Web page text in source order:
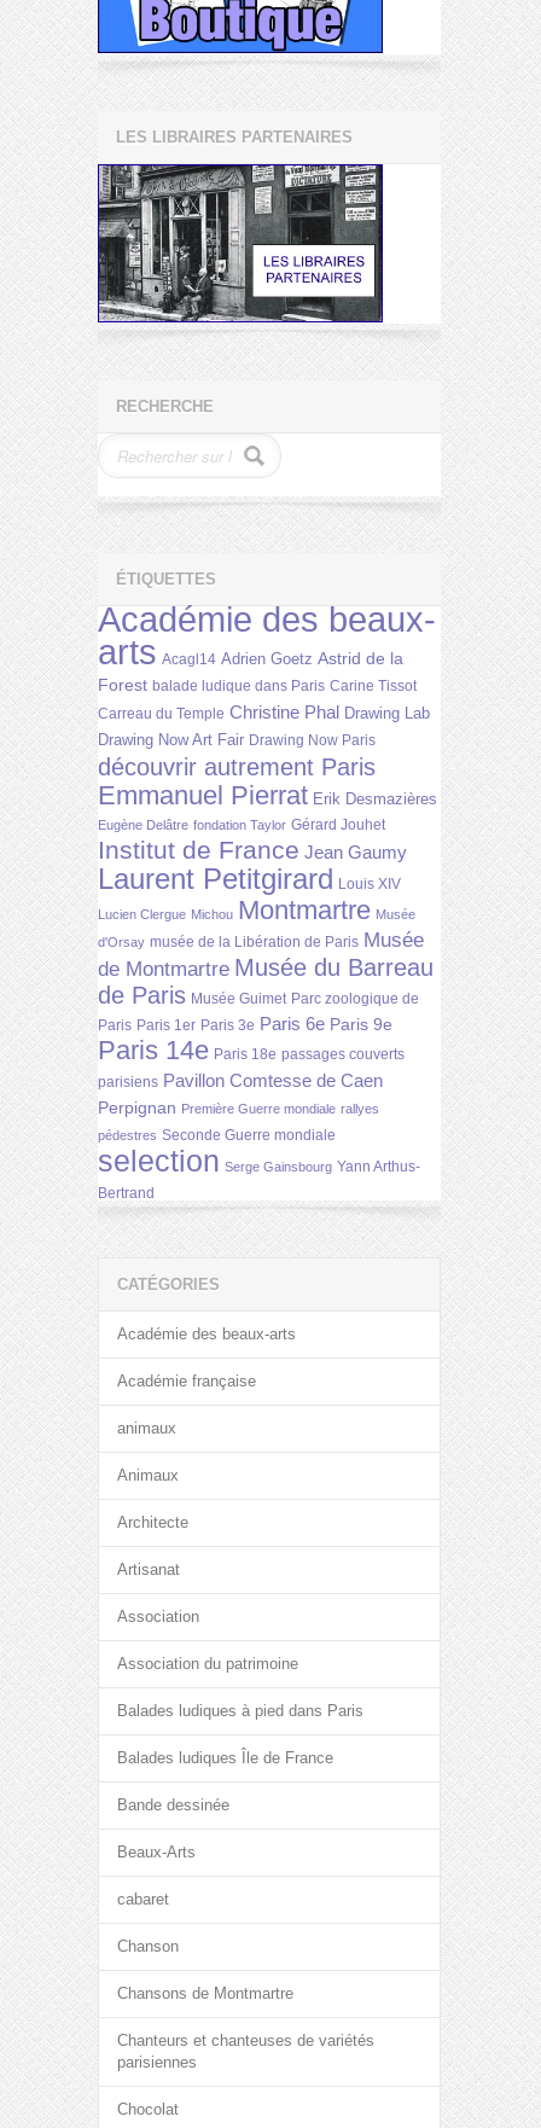
LES LIBRAIRES PARTENAIRES
RECHERCHE
ÉTIQUETTES
Académie des beaux-
arts Acagl14 Adrien Goetz Astrid de la
Forest balade ludique dans Paris Carine Tissot
Carreau du Temple Christine Phal Drawing Lab
Drawing Now Art Fair Drawing Now Paris
découvrir autrement Paris
Emmanuel Pierrat Erik Desmazières
Eugène Delâtre fondation Taylor Gérard Jouhet
Institut de France Jean Gaumy
Laurent Petitgirard Louis XIV
Lucien Clergue Michou Montmartre Musée
d'Orsay musée de la Libération de Paris Musée
de Montmartre Musée du Barreau
de Paris Musée Guimet Parc zoologique de
Paris Paris 1er Paris 3e Paris 6e Paris 9e
Paris 14e Paris 18e passages couverts
parisiens Pavillon Comtesse de Caen
Perpignan Première Guerre mondiale rallyes
pédestres Seconde Guerre mondiale
selection Serge Gainsbourg Yann Arthus-
Bertrand
CATÉGORIES
Académie des beaux-arts
Académie française
animaux
Animaux
Architecte
Artisanat
Association
Association du patrimoine
Balades ludiques à pied dans Paris
Balades ludiques Île de France
Bande dessinée
Beaux-Arts
cabaret
Chanson
Chansons de Montmartre
Chanteurs et chanteuses de variétés
parisiennes
Chocolat